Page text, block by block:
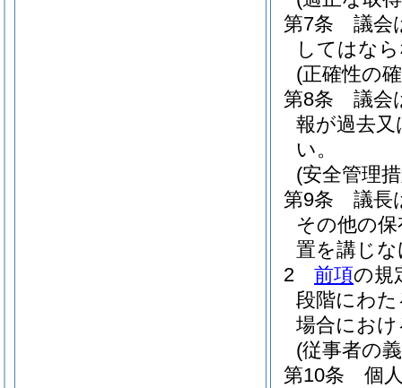
第7条
議会
してはな
(正確性の
第8条
議会
報が過去
い。
(安全管理
第9条
議長
その他の
置を講じ
2
前項の規
段階にわ
場合にお
(従事者の
第10条
個